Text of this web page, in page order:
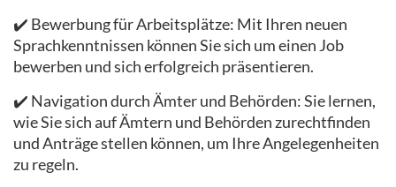
✔️ Bewerbung für Arbeitsplätze: Mit Ihren neuen
Sprachkenntnissen können Sie sich um einen Job
bewerben und sich erfolgreich präsentieren.
✔️ Navigation durch Ämter und Behörden: Sie lernen,
wie Sie sich auf Ämtern und Behörden zurechtfinden
und Anträge stellen können, um Ihre Angelegenheiten
zu regeln.